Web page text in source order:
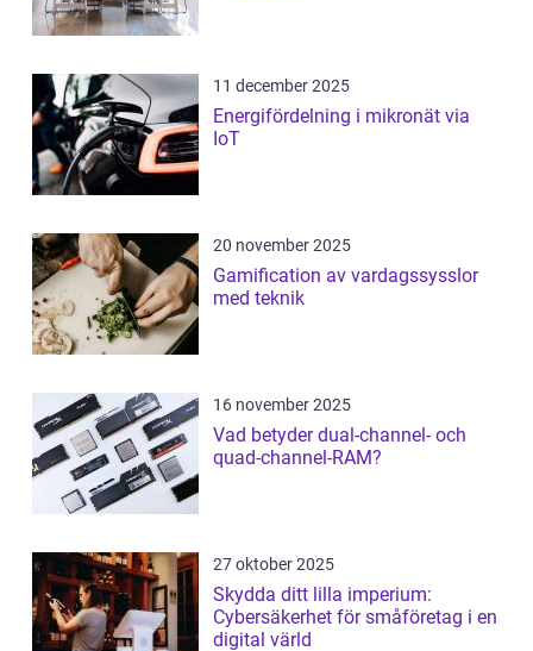
11 december 2025
Energifördelning i mikronät via
IoT
20 november 2025
Gamification av vardagssysslor
med teknik
16 november 2025
Vad betyder dual-channel- och
quad-channel-RAM?
27 oktober 2025
Skydda ditt lilla imperium:
Cybersäkerhet för småföretag i en
digital värld